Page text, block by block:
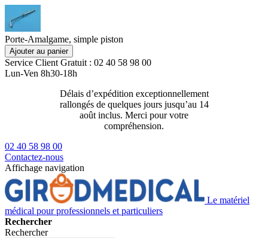
Porte-Amalgame, simple piston
Ajouter au panier
Service Client Gratuit : 02 40 58 98 00
Lun-Ven 8h30-18h
Délais d’expédition exceptionnellement
rallongés de quelques jours jusqu’au 14
août inclus. Merci pour votre
compréhension.
02 40 58 98 00
Contactez-nous
Affichage navigation
Le matériel
médical pour professionnels et particuliers
Rechercher
Rechercher